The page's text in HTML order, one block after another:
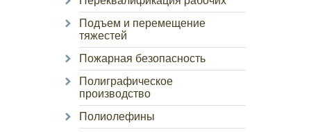
Подъем и перемещение
тяжестей
Пожарная безопасность
Полиграфическое
производство
Полиолефины